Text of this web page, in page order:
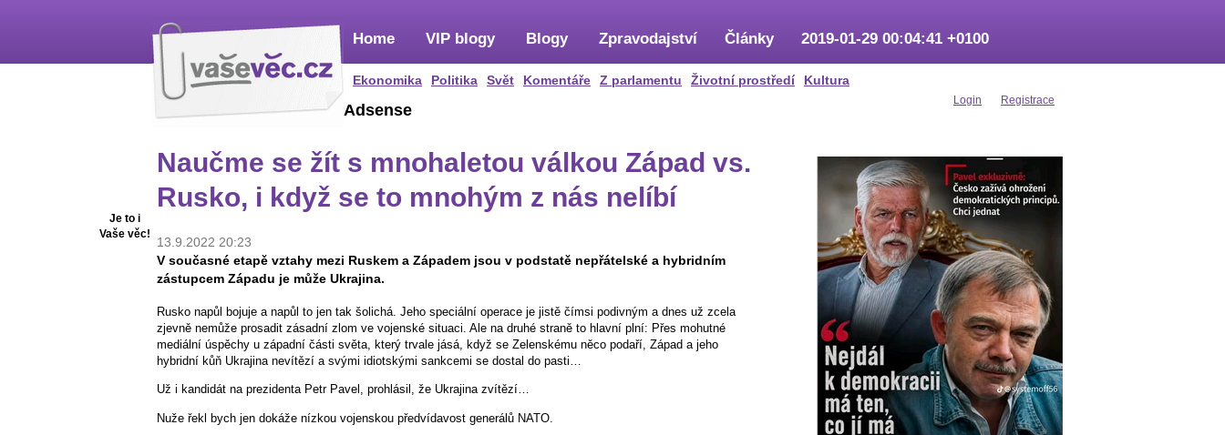
Home
Ekonomika Politika Svět Komentáře Z parlamentu Životní prostředí Kultura
VIP blogy Blogy Zpravodajství Články 2019-01-29 00:04:41 +0100
Login Registrace
Je to i
Vaše věc!
Adsense
Naučme se žít s mnohaletou válkou Západ vs.
Rusko, i když se to mnohým z nás nelíbí
13.9.2022 20:23
V současné etapě vztahy mezi Ruskem a Západem jsou v podstatě nepřátelské a hybridním
zástupcem Západu je může Ukrajina.
Rusko napůl bojuje a napůl to jen tak šolichá. Jeho speciální operace je jistě čímsi podivným a dnes už zcela
zjevně nemůže prosadit zásadní zlom ve vojenské situaci. Ale na druhé straně to hlavní plní: Přes mohutné
mediální úspěchy u západní části světa, který trvale jásá, když se Zelenskému něco podaří, Západ a jeho
hybridní kůň Ukrajina nevítězí a svými idiotskými sankcemi se dostal do pasti…
Už i kandidát na prezidenta Petr Pavel, prohlásil, že Ukrajina zvítězí…
Nuže řekl bych jen dokáže nízkou vojenskou předvídavost generálů NATO.